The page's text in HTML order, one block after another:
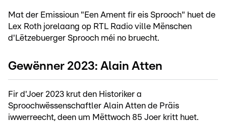
Mat der Emissioun "Een Ament fir eis Sprooch" huet de
Lex Roth jorelaang op RTL Radio ville Mënschen
d'Lëtzebuerger Sprooch méi no bruecht.
Gewënner 2023: Alain Atten
Fir d'Joer 2023 krut den Historiker a
Sproochwëssenschaftler Alain Atten de Präis
iwwerreecht, deen um Mëttwoch 85 Joer kritt huet.